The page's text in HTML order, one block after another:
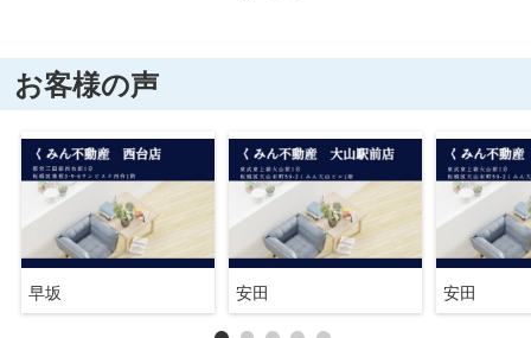
お客様の声
早坂 安田 安田